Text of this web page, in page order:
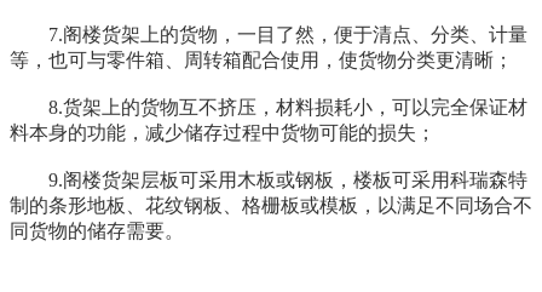
7.阁楼货架上的货物，一目了然，便于清点、分类、计量
等，也可与零件箱、周转箱配合使用，使货物分类更清晰；
8.货架上的货物互不挤压，材料损耗小，可以完全保证材
料本身的功能，减少储存过程中货物可能的损失；
9.阁楼货架层板可采用木板或钢板，楼板可采用科瑞森特
制的条形地板、花纹钢板、格栅板或模板，以满足不同场合不
同货物的储存需要。